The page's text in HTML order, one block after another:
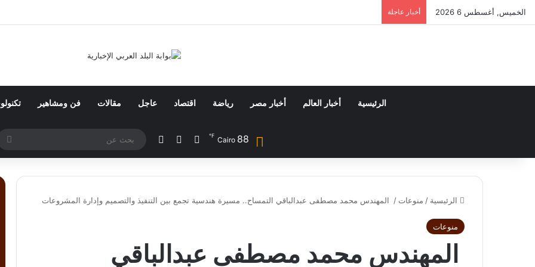
الخميس, أغسطس 6 2026 أخبار عاجلة
الرئيسية أخبار العالم أخبار مصر رياضة اقتصاد عاجل مقالات فن ومشاهير
Cairo 88
℉ ملخص الموقع RSS
فيسبوكالوضع المظلم
الرئيسية / منوعات / المهندس محمد مصطفى عبدالباقي التمساح.. مسيرة هندسية تجمع بين التنفيذ والتصميم وإدارة المشروعات
منوعات
المهندس محمد مصطفى عبدالباقي